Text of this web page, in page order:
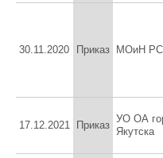
30.11.2020 Приказ МОиН
17.12.2021 Приказ
УО ОА
Якутска